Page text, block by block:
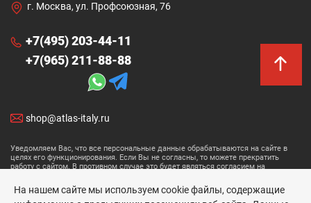
г. Москва, ул. Профсоюзная, 76
+7(495) 203-44-11
+7(965) 211-88-88
shop@atlas-italy.ru
Уведомляем Вас, что все персональные данные обрабатываются на сайте в
целях его функционирования. Если Вы не согласны, то можете прекратить
работу с сайтом. В противном случае это будет являться согласием на
Размещенные данные носят информационный характер и не являются
На нашем сайте мы используем cookie файлы, содержащие